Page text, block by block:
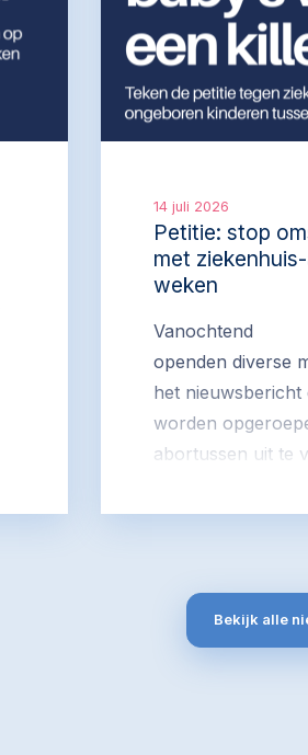
14 juli 2026
Petitie: stop
met
weken
Vanochtend
openden diverse
het nieuwsbericht
worden
abortussen uit te
de
abortus vragen
terwijl er wel
Bekijk alle